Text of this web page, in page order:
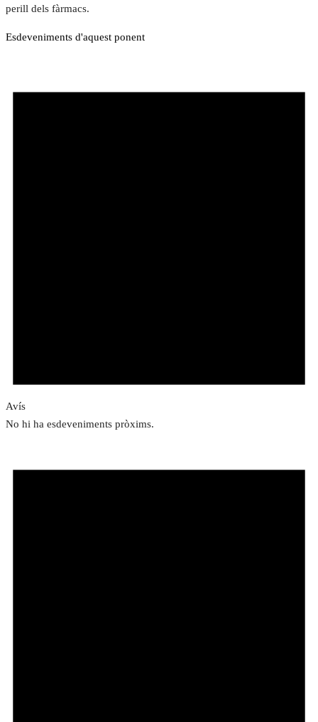
perill dels fàrmacs.
Esdeveniments d'aquest ponent
Avís
No hi ha esdeveniments pròxims.